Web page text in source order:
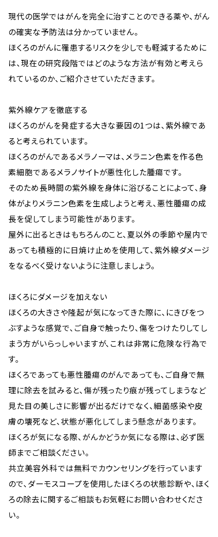
現代の医学ではがんを完全に治すことのできる薬や、がん
の確実な予防法は分かっていません。
ほくろのがんに罹患するリスクを少しでも軽減するために
は、現在の研究段階ではどのような方法が有効と考えら
れているのか、ご紹介させていただきます。
紫外線ケアを徹底する
ほくろのがんを発症する大きな要因の1つは、紫外線であ
ると考えられています。
ほくろのがんであるメラノーマは、メラニン色素を作る色
素細胞であるメラノサイトが悪性化した腫瘍です。
そのため長時間の紫外線を身体に浴びることによって、身
体がよりメラニン色素を生成しようと考え、悪性腫瘍の成
長を促してしまう可能性があります。
屋外に出るときはもちろんのこと、夏以外の季節や屋内で
あっても積極的に日焼け止めを使用して、紫外線ダメージ
をなるべく受けないように注意しましょう。
ほくろにダメージを加えない
ほくろの大きさや隆起が気になってきた際に、にきびをつ
ぶすような感覚で、ご自身で触ったり、傷をつけたりしてし
まう方がいらっしゃいますが、これは非常に危険な行為で
す。
ほくろであっても悪性腫瘍のがんであっても、ご自身で無
理に除去を試みると、傷が残ったり痕が残ってしまうなど
見た目の美しさに影響が出るだけでなく、細菌感染や皮
膚の壊死など、状態が悪化してしまう懸念があります。
ほくろが気になる際、がんかどうか気になる際は、必ず医
師までご相談ください。
共立美容外科では無料でカウンセリングを行っています
ので、ダーモスコープを使用したほくろの状態診断や、ほく
ろの除去に関するご相談もお気軽にお問い合わせくださ
い。